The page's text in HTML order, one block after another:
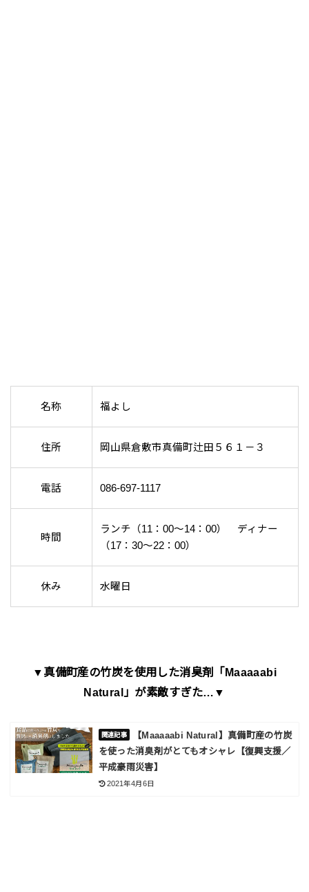
名称 福よし
住所 岡山県倉敷市真備町辻田５６１－３
電話 086-697-1117
時間
ランチ（11：00～14：00） ディナー
（17：30～22：00）
休み 水曜日
▼真備町産の竹炭を使用した消臭剤「Maaaaabi
Natural」が素敵すぎた…▼
【Maaaaabi Natural】真備町産の竹炭
を使った消臭剤がとてもオシャレ【復興支援／
平成豪雨災害】
2021年4月6日